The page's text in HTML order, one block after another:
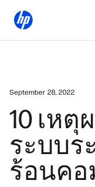
September 28, 2022
10 เห
ระบบร
ร้อนคอ